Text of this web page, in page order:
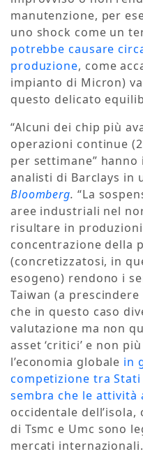
manutenzione, per
uno shock come un
potrebbe causare
produzione, come
impianto di Micron)
questo delicato
“Alcuni dei chip più
operazioni continue
per settimane”
analisti di Barclays in
Bloomberg. “La
aree industriali nel
risultare in produzioni
concentrazione della
(concretizzatosi, in
esogeno) rendono i
Taiwan (a
che in questo caso
valutazione ma non
asset ‘critici’ e non
l’economia globale in
competizione tra Stati
sembra che le attività
occidentale
di Tsmc e Umc sono
mercati internazionali.